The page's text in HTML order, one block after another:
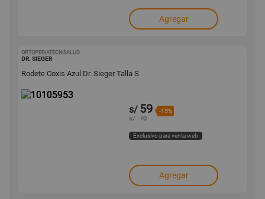
Agregar
ORTOPEDIATECNISALUD
DR. SIEGER
Rodete Coxis Azul Dr. Sieger Talla S
s/ 59 -15%
s/ 70
Exclusivo para venta web
Agregar